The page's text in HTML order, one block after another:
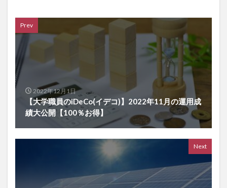
Prev
2022年12月1日
【大学職員のiDeCo(イデコ)】2022年11月の運用成
績大公開【100％お得】
Next